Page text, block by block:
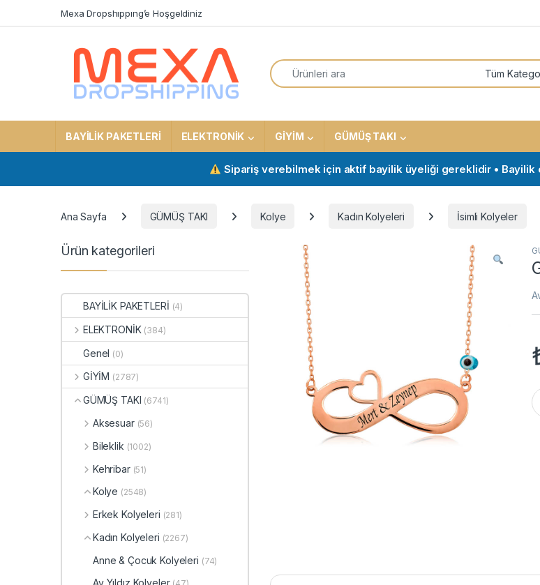
Mexa Dropshıppıng’e Hoşgeldiniz
Search for:
BAYİLİK PAKETLERİ ELEKTRONİK GİYİM GÜMÜŞ TAKI
Sipariş verebilmek için aktif bayilik üyeliği gereklidir • Bayilik
Ana Sayfa GÜMÜŞ TAKI Kolye Kadın Kolyeleri İsimli Kolyeler
Ürün kategorileri
BAYİLİK PAKETLERİ (4)
ELEKTRONİK (384)
Genel (0)
GİYİM (2787)
GÜMÜŞ TAKI (6741)
Aksesuar (56)
Bileklik (1002)
Kehribar (51)
Kolye (2548)
Erkek Kolyeleri (281)
Kadın Kolyeleri (2267)
Anne & Çocuk Kolyeleri (74)